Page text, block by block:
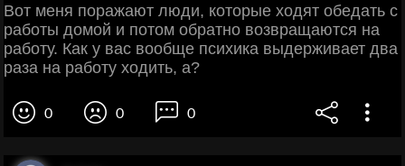
Вот меня поражают люди, которые ходят обедать с
работы домой и потом обратно возвращаются на
работу. Как у вас вообще психика выдерживает два
раза на работу ходить, а?
0 0 0